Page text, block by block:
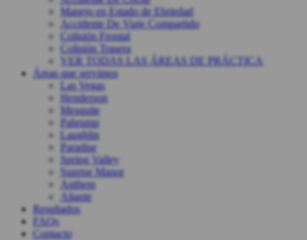
Manejo en Estado de Ebriedad
Accidente De Viaje Compartido
Colisión Frontal
Colisión Trasera
VER TODAS LAS ÁREAS DE PRÁCTICA
Áreas que servimos
Las Vegas
Henderson
Mesquite
Pahrump
Laughlin
Paradise
Spring Valley
Sunrise Manor
Anthem
Aliante
Resultados
FAQs
Contacto